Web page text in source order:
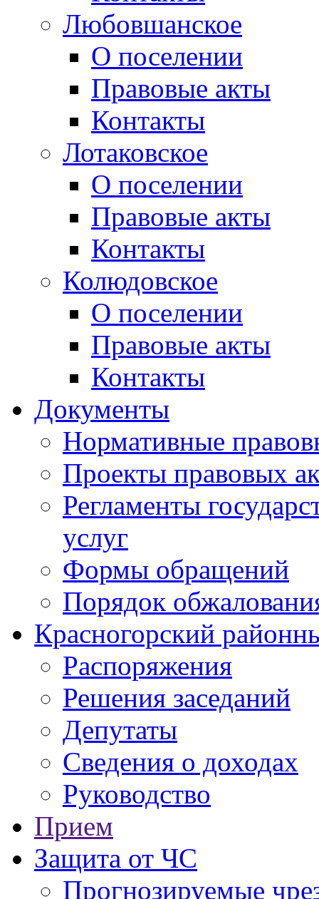
Любовшанское
О поселении
Правовые акты
Контакты
Лотаковское
О поселении
Правовые акты
Контакты
Колюдовское
О поселении
Правовые акты
Контакты
Документы
Нормативные
Проекты правовых
Регламенты
услуг
Формы обращений
Порядок
Красногорский
Распоряжения
Решения заседаний
Депутаты
Сведения о доходах
Руководство
Прием
Защита от ЧС
Прогнозируемые